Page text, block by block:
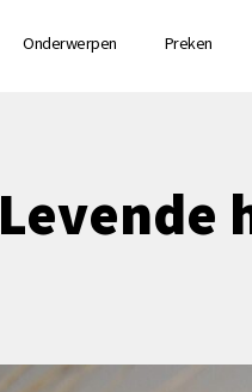
Onderwerpen Preken
Levende